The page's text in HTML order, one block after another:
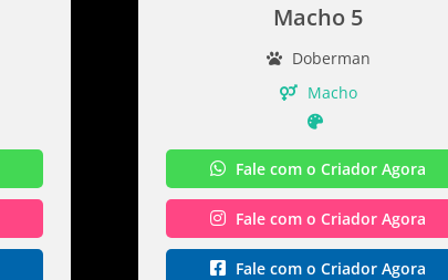
Macho 5
Doberman
Macho
Fale com o Criador Agora
Fale com o Criador Agora
Fale com o Criador Agora